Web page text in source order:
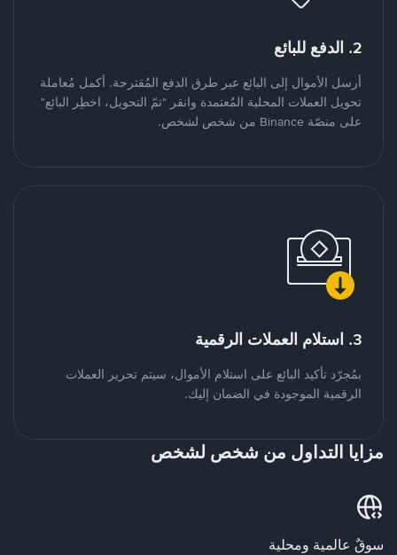
2. الدفع للبائع
أرسل الأموال إلى البائع عبر طرق الدفع المُقترحة. أكمل مُعاملة
تحويل العملات المحلية المُعتمدة وانقر "تمّ التحويل، اخطِر البائع"
على منصّة Binance من شخص لشخص.
3. استلام العملات الرقمية
بمُجرّد تأكيد البائع على استلام الأموال، سيتم تحرير العملات
الرقمية الموجودة في الضمان إليك.
مزايا التداول من شخص لشخص
سوقٌ عالمية ومحلية